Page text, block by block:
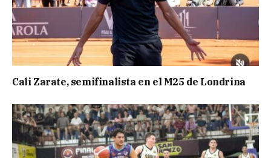
Cali Zarate, semifinalista en el M25 de Londrina